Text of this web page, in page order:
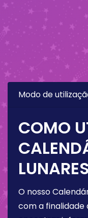
Modo de
COMO
O nosso
com a finalidade